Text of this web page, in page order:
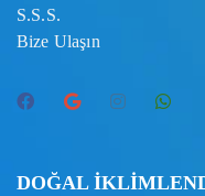
S.S.S.
Bize Ulaşın
DOĞAL